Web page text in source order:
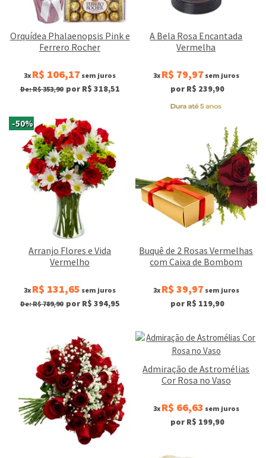
Orquídea Phalaenopsis Pink e
Ferrero Rocher
3x R$ 106,17 sem juros
De: R$ 353,90 por R$ 318,51
A Bela Rosa Encantada
Vermelha
3x R$ 79,97 sem juros
por R$ 239,90
-50%
Arranjo Flores e Vida
Vermelho
3x R$ 131,65 sem juros
De: R$ 789,90 por R$ 394,95
Buquê de 2 Rosas Vermelhas
com Caixa de Bombom
3x R$ 39,97 sem juros
por R$ 119,90
Admiração de Astromélias
Cor Rosa no Vaso
3x R$ 66,63 sem juros
por R$ 199,90